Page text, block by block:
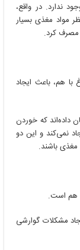
ندارد. در واقع،
مواد مغذی بسیار
مصرف کرد.
هم، باعث ایجاد
داده‌اند که خوردن
نمی‌کند و این دو
مغذی باشند.
هم است.
مشکلات گوارشی